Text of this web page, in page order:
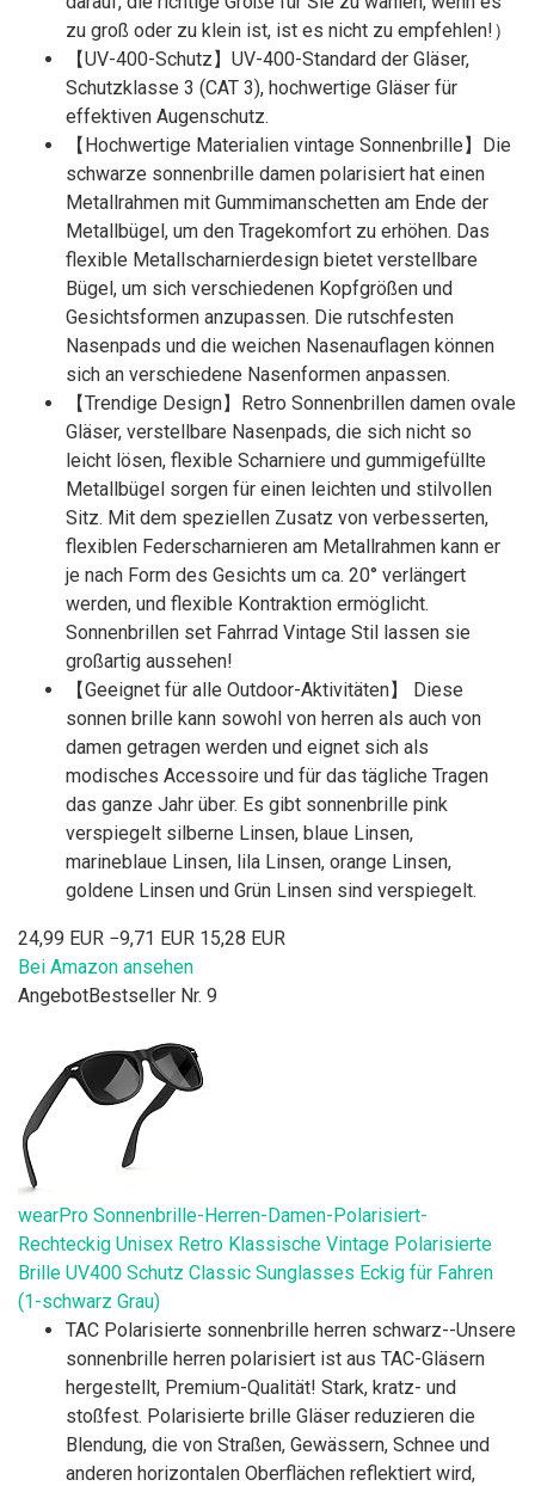
zu groß oder zu klein ist, ist es nicht zu empfehlen!）
【UV-400-Schutz】UV-400-Standard der Gläser,
Schutzklasse 3 (CAT 3), hochwertige Gläser für
effektiven Augenschutz.
【Hochwertige Materialien vintage Sonnenbrille】Die
schwarze sonnenbrille damen polarisiert hat einen
Metallrahmen mit Gummimanschetten am Ende der
Metallbügel, um den Tragekomfort zu erhöhen. Das
flexible Metallscharnierdesign bietet verstellbare
Bügel, um sich verschiedenen Kopfgrößen und
Gesichtsformen anzupassen. Die rutschfesten
Nasenpads und die weichen Nasenauflagen können
sich an verschiedene Nasenformen anpassen.
【Trendige Design】Retro Sonnenbrillen damen ovale
Gläser, verstellbare Nasenpads, die sich nicht so
leicht lösen, flexible Scharniere und gummigefüllte
Metallbügel sorgen für einen leichten und stilvollen
Sitz. Mit dem speziellen Zusatz von verbesserten,
flexiblen Federscharnieren am Metallrahmen kann er
je nach Form des Gesichts um ca. 20° verlängert
werden, und flexible Kontraktion ermöglicht.
Sonnenbrillen set Fahrrad Vintage Stil lassen sie
großartig aussehen!
【Geeignet für alle Outdoor-Aktivitäten】 Diese
sonnen brille kann sowohl von herren als auch von
damen getragen werden und eignet sich als
modisches Accessoire und für das tägliche Tragen
das ganze Jahr über. Es gibt sonnenbrille pink
verspiegelt silberne Linsen, blaue Linsen,
marineblaue Linsen, lila Linsen, orange Linsen,
goldene Linsen und Grün Linsen sind verspiegelt.
24,99 EUR −9,71 EUR 15,28 EUR
Bei Amazon ansehen
AngebotBestseller Nr. 9
wearPro Sonnenbrille-Herren-Damen-Polarisiert-
Rechteckig Unisex Retro Klassische Vintage Polarisierte
Brille UV400 Schutz Classic Sunglasses Eckig für Fahren
(1-schwarz Grau)
TAC Polarisierte sonnenbrille herren schwarz--Unsere
sonnenbrille herren polarisiert ist aus TAC-Gläsern
hergestellt, Premium-Qualität! Stark, kratz- und
stoßfest. Polarisierte brille Gläser reduzieren die
Blendung, die von Straßen, Gewässern, Schnee und
anderen horizontalen Oberflächen reflektiert wird,